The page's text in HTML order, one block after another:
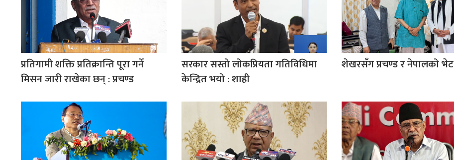
प्रतिगामी शक्ति प्रतिक्रान्ति पूरा गर्ने
मिसन जारी राखेका छन् : प्रचण्ड
सरकार सस्तो लोकप्रियता गतिविधिमा
केन्द्रित भयो : शाही
शेखरसँग प्रचण्ड र नेपालको भेट